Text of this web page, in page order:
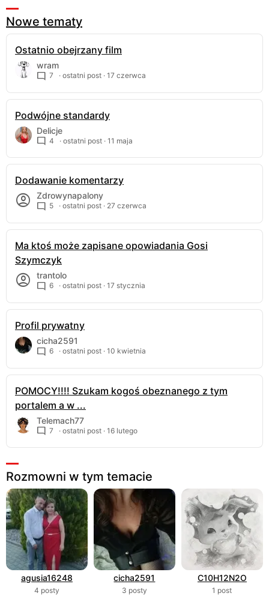
Nowe tematy
Ostatnio obejrzany film
wram
7 · ostatni post · 17 czerwca
Podwójne standardy
Delicje
4 · ostatni post · 11 maja
Dodawanie komentarzy
Zdrowynapalony
5 · ostatni post · 27 czerwca
Ma ktoś może zapisane opowiadania Gosi
Szymczyk
trantolo
6 · ostatni post · 17 stycznia
Profil prywatny
cicha2591
6 · ostatni post · 10 kwietnia
POMOCY!!!! Szukam kogoś obeznanego z tym
portalem a w ...
Telemach77
7 · ostatni post · 16 lutego
Rozmowni w tym temacie
agusia16248
4 posty
cicha2591
3 posty
C10H12N2O
1 post